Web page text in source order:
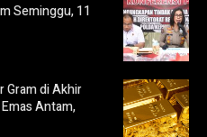
Seminggu, 11
Gram di Akhir
Antam,